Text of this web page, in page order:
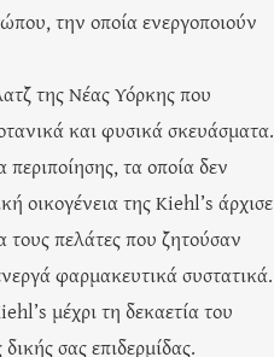
την οποία ενεργοποιούν
της Νέας Υόρκης που
και φυσικά σκευάσματα.
τα οποία δεν
οικογένεια της Kiehl’s άρχισε
τους πελάτες που ζητούσαν
φαρμακευτικά συστατικά.
μέχρι τη δεκαετία του
σας επιδερμίδας.